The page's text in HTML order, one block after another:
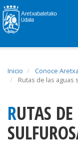
Inicio Conoce
Rutas de las aguas
RUTAS DE LAS AGUAS